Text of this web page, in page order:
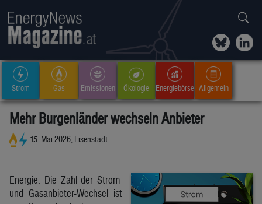
Strom Gas Emissionen Ökologie Energiebörse Allgemein
Mehr Burgenländer wechseln Anbieter
15. Mai 2026, Eisenstadt
Energie. Die Zahl der Strom-
und Gasanbieter-Wechsel ist